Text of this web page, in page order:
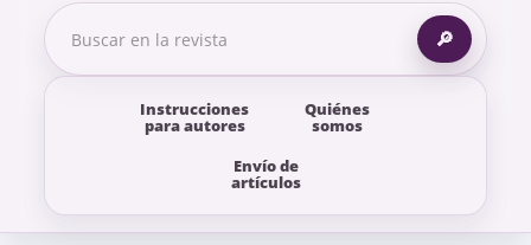
Instrucciones
para autores
Quiénes
somos
Envío de
artículos
🔎